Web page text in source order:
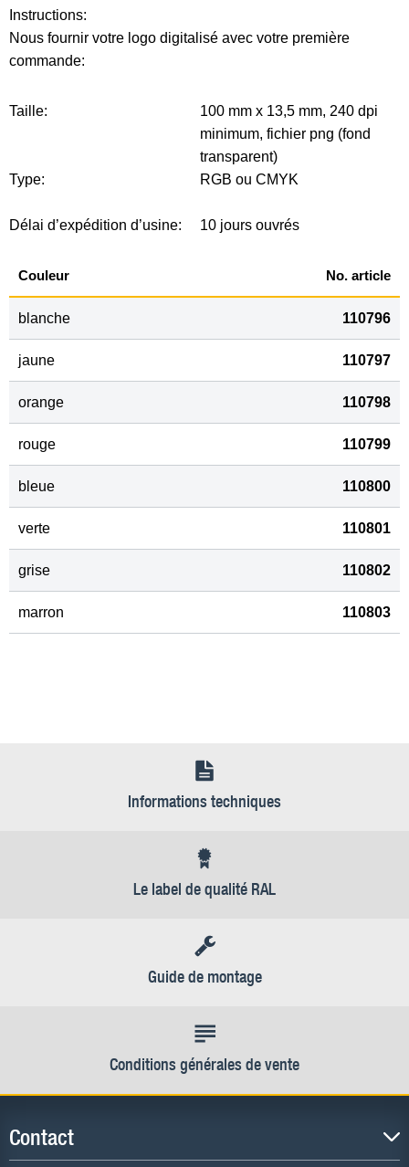
Instructions:
Nous fournir votre logo digitalisé avec votre première
commande:
Taille:
100 mm x 13,5 mm, 240 dpi
minimum, fichier png (fond
transparent)
Type:
RGB ou CMYK
Délai d’expédition d’usine: 10 jours ouvrés
Couleur No. article
blanche 110796
jaune 110797
orange 110798
rouge 110799
bleue 110800
verte 110801
grise 110802
marron 110803
Informations techniques
Le label de qualité RAL
Guide de montage
Conditions générales de vente
Contact